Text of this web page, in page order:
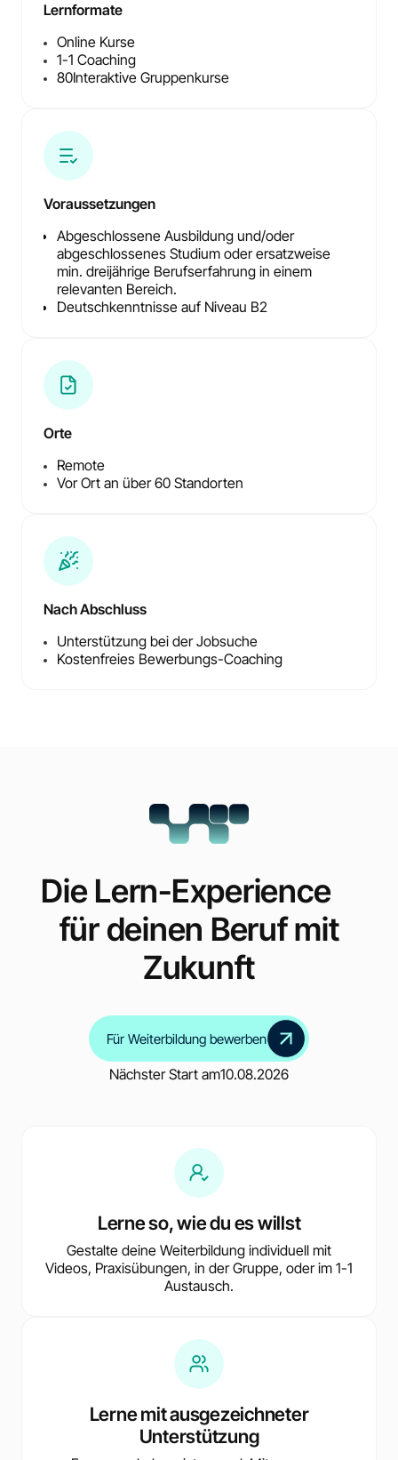
Lernformate
Online Kurse
1-1 Coaching
80Interaktive Gruppenkurse
Voraussetzungen
Abgeschlossene Ausbildung und/oder
abgeschlossenes Studium oder ersatzweise
min. dreijährige Berufserfahrung in einem
relevanten Bereich.
Deutschkenntnisse auf Niveau B2
Orte
Remote
Vor Ort an über 60 Standorten
Nach Abschluss
Unterstützung bei der Jobsuche
Kostenfreies Bewerbungs-Coaching
Die Lern-Experience
für deinen Beruf mit
Zukunft
Für Weiterbildung bewerben
Nächster Start am10.08.2026
Lerne so, wie du es willst
Gestalte deine Weiterbildung individuell mit
Videos, Praxisübungen, in der Gruppe, oder im 1-1
Austausch.
Lerne mit ausgezeichneter
Unterstützung